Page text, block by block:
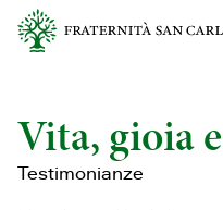
Vita, gioia
Testimonianze